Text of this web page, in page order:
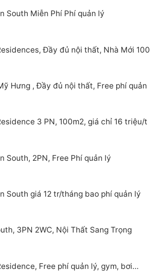
South Miễn Phí Phí quản lý
Đầy đủ nội thất, Nhà Mới
Hưng , Đầy đủ nội thất, Free phí quản
3 PN, 100m2, giá chỉ 16 triệu/t
South, 2PN, Free Phí quản lý
South giá 12 tr/tháng bao phí quản lý
3PN 2WC, Nội Thất Sang Trọng
Free phí quản lý, gym, bơi…